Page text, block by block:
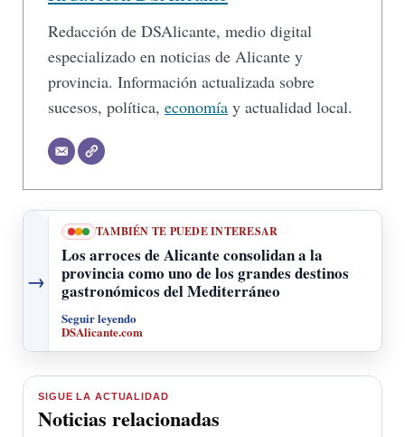
Redacción de DSAlicante, medio digital
especializado en noticias de Alicante y
provincia. Información actualizada sobre
sucesos, política, economía y actualidad local.
→
TAMBIÉN TE PUEDE INTERESAR
Los arroces de Alicante consolidan a la
provincia como uno de los grandes destinos
gastronómicos del Mediterráneo
Seguir leyendo
DSAlicante.com
SIGUE LA ACTUALIDAD
Noticias relacionadas